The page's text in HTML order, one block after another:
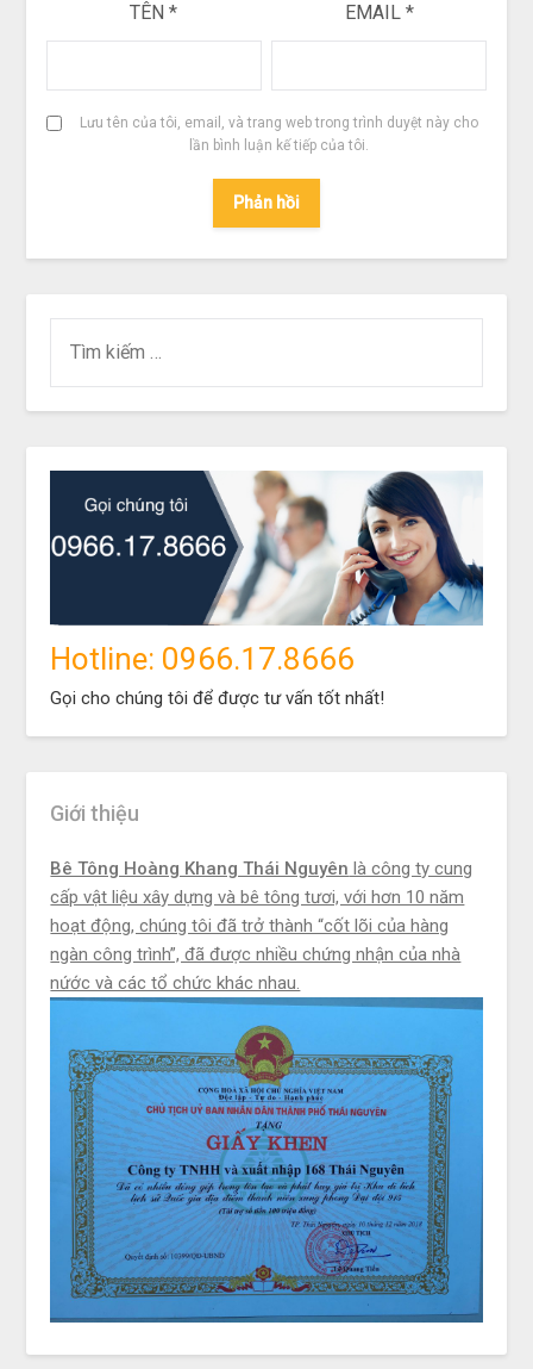
TÊN* EMAIL *
Lưu tên của tôi, email, và trang web trong trình duyệt này cho
lần bình luận kế tiếp của tôi.
Hotline: 0966.17.8666
Gọi cho chúng tôi để được tư vấn tốt nhất!
Giới thiệu
Bê Tông Hoàng Khang Thái Nguyên là công ty cung
cấp vật liệu xây dựng và bê tông tươi, với hơn 10 năm
hoạt động, chúng tôi đã trở thành “cốt lõi của hàng
ngàn công trình”, đã được nhiều chứng nhận của nhà
nứớc và các tổ chức khác nhau.